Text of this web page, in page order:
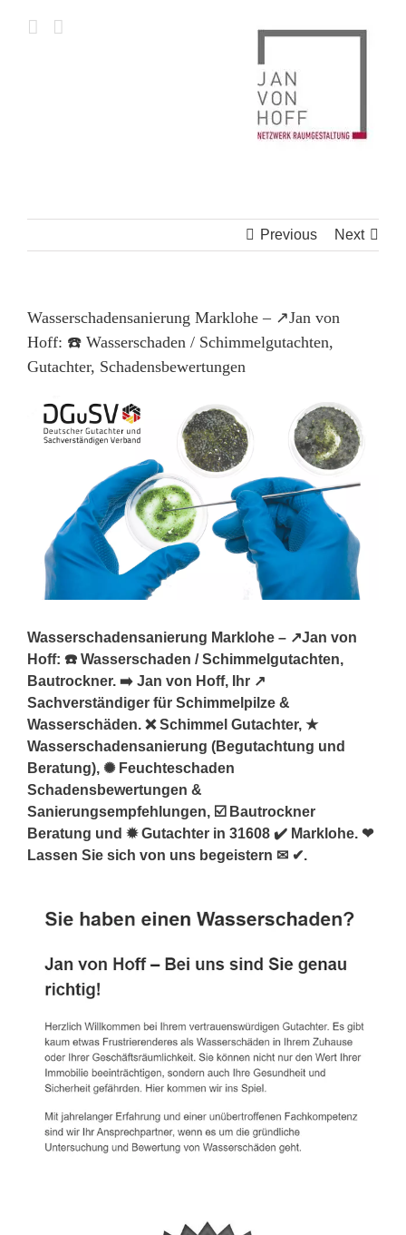
Previous Next
Wasserschadensanierung Marklohe – ↗️Jan von
Hoff: ☎️ Wasserschaden / Schimmelgutachten,
Gutachter, Schadensbewertungen
Wasserschadensanierung Marklohe – ↗️Jan von
Hoff: ☎️ Wasserschaden / Schimmelgutachten,
Bautrockner. ➡️ Jan von Hoff, Ihr ↗️
Sachverständiger für Schimmelpilze &
Wasserschäden. ❌ Schimmel Gutachter, ★
Wasserschadensanierung (Begutachtung und
Beratung), ✺ Feuchteschaden
Schadensbewertungen &
Sanierungsempfehlungen, ☑️ Bautrockner
Beratung und ✹ Gutachter in 31608 ✔️ Marklohe. ❤
Lassen Sie sich von uns begeistern ✉ ✔.